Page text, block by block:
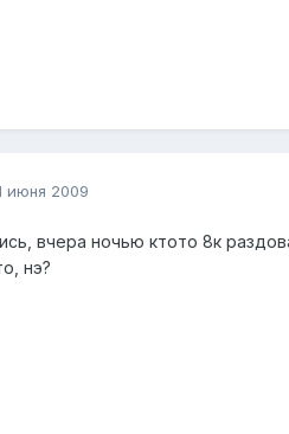
июня 2009
вчера ночью ктото 8к
нэ?